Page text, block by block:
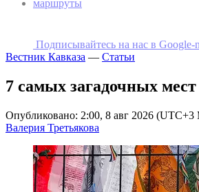
маршруты
Подписывайтесь на наc в Google-
Вестник Кавказа — Статьи
7 самых загадочных
Опубликовано: 2:00, 8 авг 2026 (UTC+3
Валерия Третьякова